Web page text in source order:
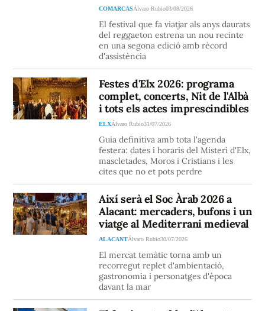
COMARCASÁlvaro Rubio03/08/2026
El festival que fa viatjar als anys daurats
del reggaeton estrena un nou recinte
en una segona edició amb rècord
d'assistència
Festes d'Elx 2026: programa
complet, concerts, Nit de l'Albà
i tots els actes imprescindibles
ELXÁlvaro Rubio31/07/2026
Guia definitiva amb tota l'agenda
festera: dates i horaris del Misteri d'Elx,
mascletades, Moros i Cristians i les
cites que no et pots perdre
Així serà el Soc Àrab 2026 a
Alacant: mercaders, bufons i un
viatge al Mediterrani medieval
ALACANTÁlvaro Rubio30/07/2026
El mercat temàtic torna amb un
recorregut replet d'ambientació,
gastronomia i personatges d'època
davant la mar